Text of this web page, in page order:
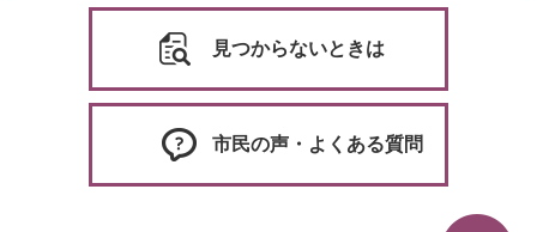
見つからないときは
市民の声・よくある質問